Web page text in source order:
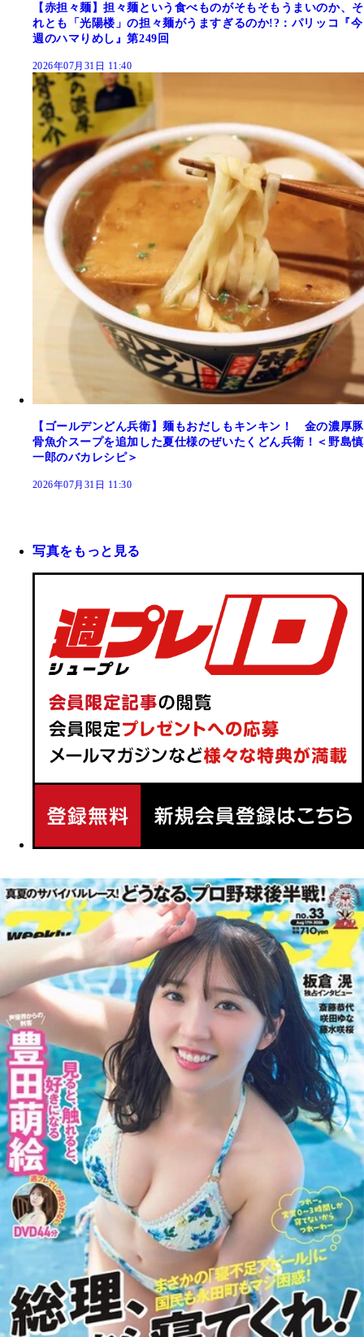
【赤担々麺】担々麺という食べものがそもそもうまいのか、そ
れとも「光陽楼」の担々麺がうますぎるのか!?：パリッコ『今
週のハマりめし』第249回
2026年07月31日 11:40
【ゴールデンどん兵衛】麺もおだしもキンキン！ 金の濃厚豚
骨魚介スープを追加した夏仕様のぜいたくどん兵衛！＜野島慎
一郎のバカレシピ＞
2026年07月31日 11:30
写真をもっと見る